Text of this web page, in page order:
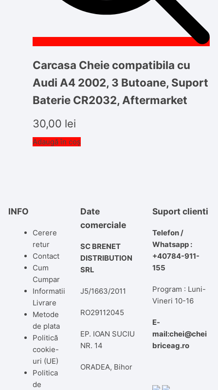
Carcasa Cheie compatibila cu
Audi A4 2002, 3 Butoane, Suport
Baterie CR2032, Aftermarket
30,00 lei
Adaugă în coș
INFO
Cerere
retur
Contact
Cum
Cumpar
Informatii
Livrare
Metode
de plata
Politică
cookie-
uri (UE)
Politica
de
Date
comerciale
SC BRENET
DISTRIBUTION
SRL
J5/1663/2011
RO29112045
EP. IOAN SUCIU
NR. 14
ORADEA, Bihor
Suport clienti
Telefon /
Whatsapp :
+40784-911-
155
Program : Luni-
Vineri 10-16
E-
mail:chei@chei
briceag.ro